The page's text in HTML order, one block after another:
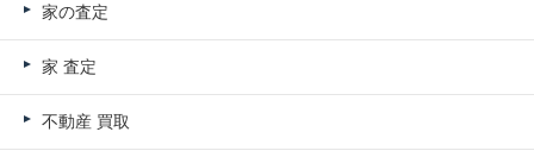
家の査定
家 査定
不動産 買取